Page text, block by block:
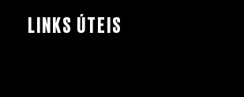
LINKS ÚTEIS